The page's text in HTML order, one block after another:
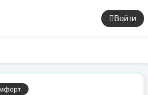
Войти